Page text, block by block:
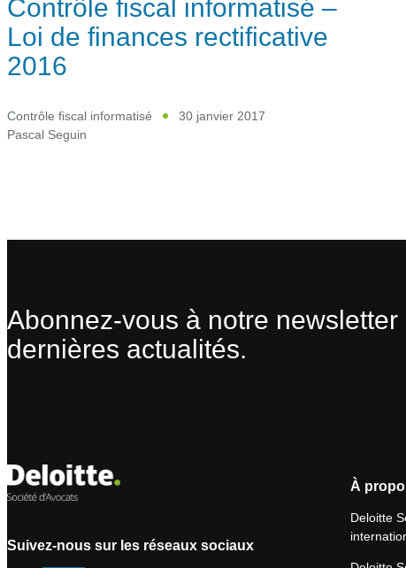
Loi de finances rectificative
2016
Contrôle fiscal informatisé
30 janvier 2017
Pascal Seguin
Abonnez-vous à notre
dernières actualités.
Suivez-nous sur les réseaux sociaux
À
Deloitte